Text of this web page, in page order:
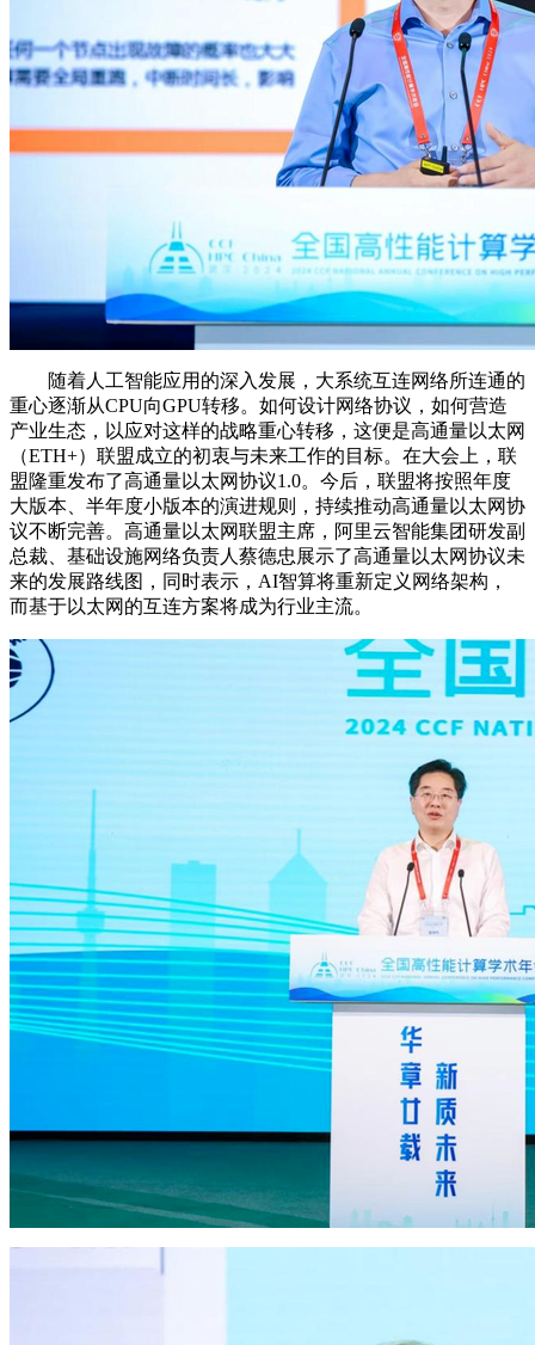
随着人工智能应用的深入发展，大系统互连网络所连通的
重心逐渐从CPU向GPU转移。如何设计网络协议，如何营造
产业生态，以应对这样的战略重心转移，这便是高通量以太网
（ETH+）联盟成立的初衷与未来工作的目标。在大会上，联
盟隆重发布了高通量以太网协议1.0。今后，联盟将按照年度
大版本、半年度小版本的演进规则，持续推动高通量以太网协
议不断完善。高通量以太网联盟主席，阿里云智能集团研发副
总裁、基础设施网络负责人蔡德忠展示了高通量以太网协议未
来的发展路线图，同时表示，AI智算将重新定义网络架构，
而基于以太网的互连方案将成为行业主流。